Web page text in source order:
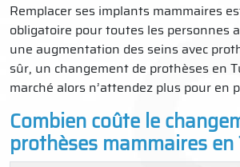
Remplacer ses implants mammaires
obligatoire pour toutes les personnes
une augmentation des seins avec
sûr, un changement de prothèses en
marché alors n’attendez plus pour en
Combien coûte le
prothèses mammaires en